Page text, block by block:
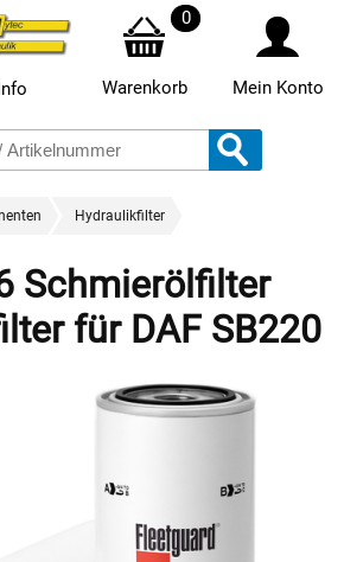
Info
0
Warenkorb Mein Konto
Hydraulikfilter
Schmierölfilter
für DAF SB220